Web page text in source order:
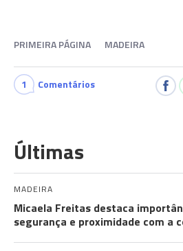
PRIMEIRA PÁGINA MADEIRA
1 Comentários
Últimas
MADEIRA
Micaela Freitas destaca
segurança e proximidade com a